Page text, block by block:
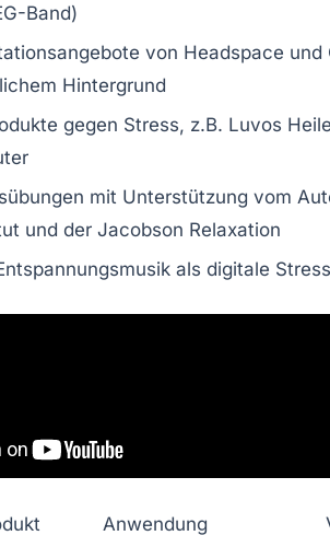
Band)
von Headspace und
Hintergrund
gegen Stress, z.B. Luvos
mit Unterstützung vom
und der Jacobson Relaxation
als digitale
Anwendung